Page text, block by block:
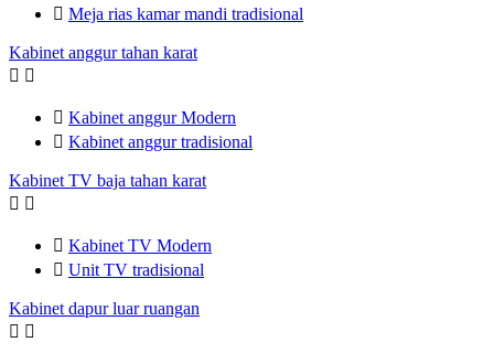
 Meja rias kamar mandi tradisional
Kabinet anggur tahan karat
 
 Kabinet anggur Modern
 Kabinet anggur tradisional
Kabinet TV baja tahan karat
 
 Kabinet TV Modern
 Unit TV tradisional
Kabinet dapur luar ruangan
 